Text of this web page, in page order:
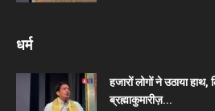
धर्म
हजारों लोगों ने उठाया
ब्रह्माकुमारीज़...